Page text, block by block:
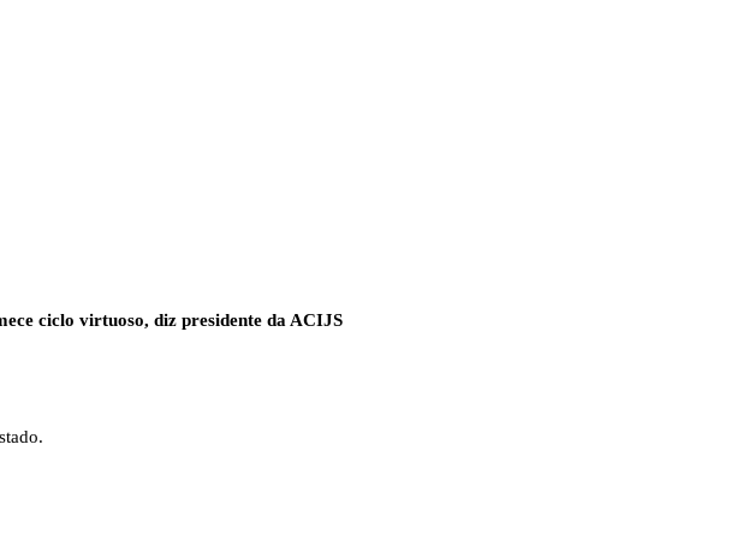
ciclo virtuoso, diz presidente da ACIJS